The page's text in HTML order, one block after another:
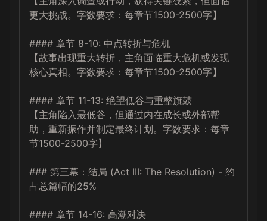
更大挑战。字数要求：每章节1500-2500字】
#### 章节 8-10: 中点转折与危机
【故事出现重大转折，主角面临重大危机或发现
核心真相。字数要求：每章节1500-2500字】
#### 章节 11-13: 绝望低谷与重整旗鼓
【主角陷入最低谷，但通过内在成长或外部帮
助，重新振作并制定最终计划。字数要求：每章
节1500-2500字】
### 第三幕：结局 (Act III: The Resolution) - 约
占总篇幅的25%
#### 章节 14-16: 高潮对决